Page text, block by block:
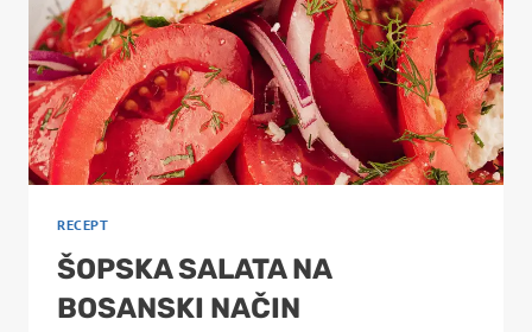
RECEPT
ŠOPSKA SALATA NA
BOSANSKI NAČIN